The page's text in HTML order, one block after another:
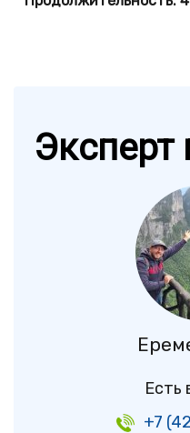
Эксперт
Есть
+7